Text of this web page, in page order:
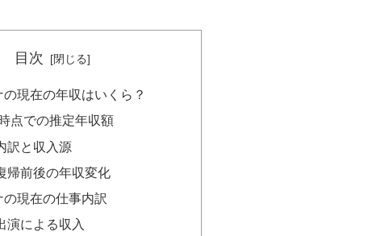
目次
現在の年収はいくら？
点での推定年収額
訳と収入源
帰前後の年収変化
現在の仕事内訳
演による収入